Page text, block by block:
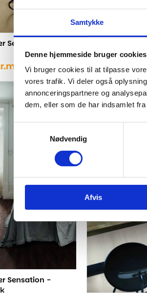
Samtykke
Denne hjemmeside bruger cookies
Vi bruger cookies til at tilpasse
vores trafik. Vi deler også
annonceringspartnere og
dem, eller som de har indsamlet
Nødvendig
Afvis
Sensation - Select
m2
pris
var:
389,00 kr..
pris
er:
329,00 kr..
Sensation -
-15%